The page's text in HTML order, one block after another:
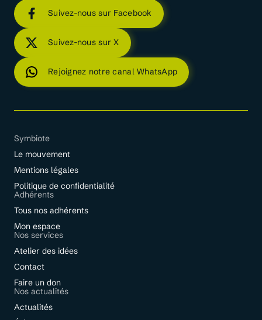
Suivez-nous sur Facebook
Suivez-nous sur X
Rejoignez notre canal WhatsApp
Symbiote
Le mouvement
Mentions légales
Politique de confidentialité
Adhérents
Tous nos adhérents
Mon espace
Nos services
Atelier des idées
Contact
Faire un don
Nos actualités
Actualités